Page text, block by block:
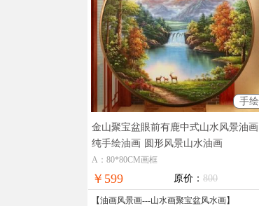
手绘
金山聚宝盆眼前有鹿中式山水风景油画
纯手绘油画 圆形风景山水油画
A：80*80CM画框
￥599 原价： 800
【油画风景画---山水画聚宝盆风水画】